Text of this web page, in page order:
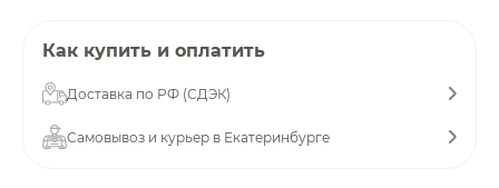
Как купить и оплатить
Доставка по РФ (СДЭК)
Самовывоз и курьер в Екатеринбурге
Подробнее
об оплате Плайтом